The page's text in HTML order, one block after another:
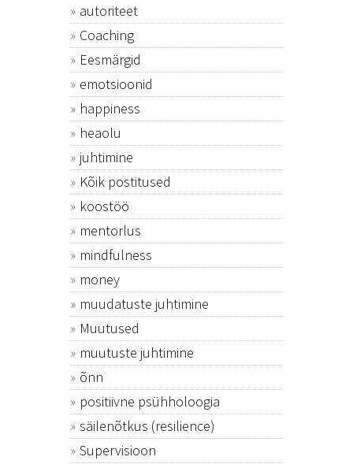
autoriteet
Coaching
Eesmärgid
emotsioonid
happiness
heaolu
juhtimine
Kõik postitused
koostöö
mentorlus
mindfulness
money
muudatuste juhtimine
Muutused
muutuste juhtimine
õnn
positiivne psühholoogia
säilenõtkus (resilience)
Supervisioon